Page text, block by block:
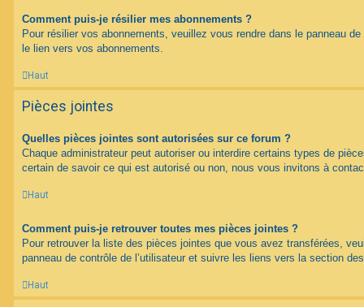
Comment puis-je résilier mes abonnements ?
Pour résilier vos abonnements, veuillez vous rendre dans le panneau
le lien vers vos abonnements.
Haut
Pièces jointes
Quelles pièces jointes sont autorisées sur ce forum ?
Chaque administrateur peut autoriser ou interdire certains types de
certain de savoir ce qui est autorisé ou non, nous vous invitons à
Haut
Comment puis-je retrouver toutes mes pièces jointes ?
Pour retrouver la liste des pièces jointes que vous avez transférées,
panneau de contrôle de l’utilisateur et suivre les liens vers la section
Haut